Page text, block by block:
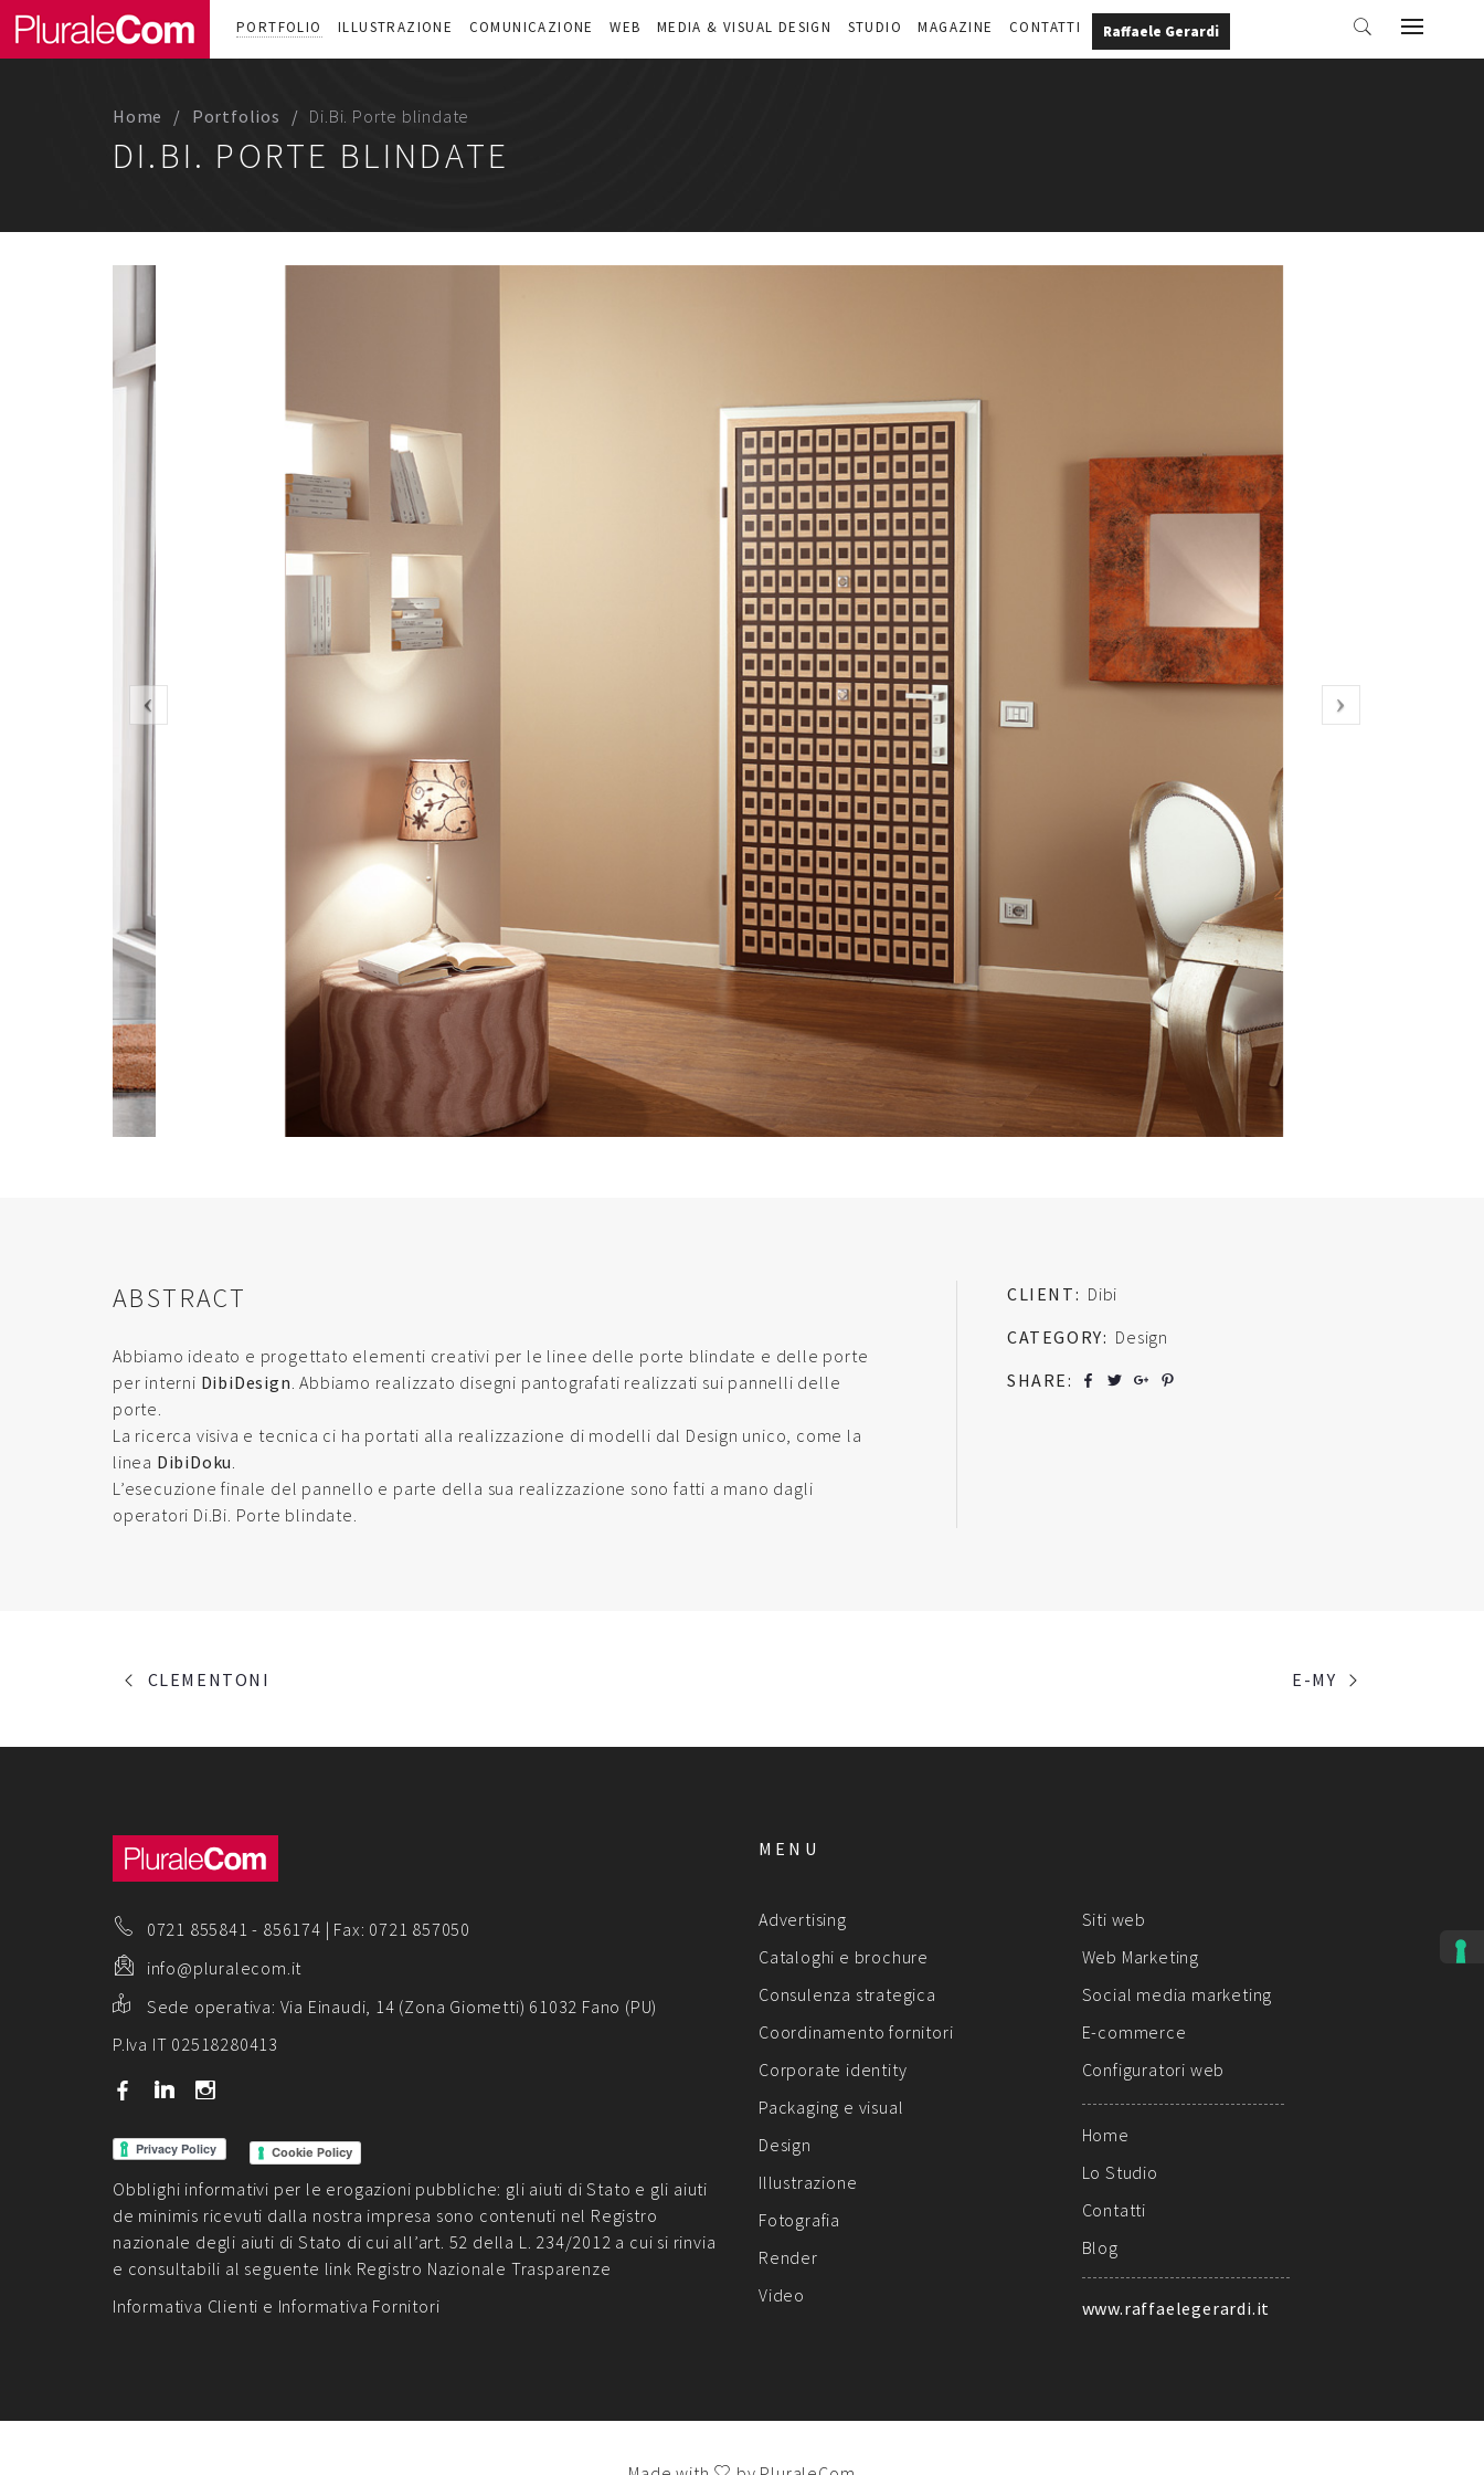
PORTFOLIO ILLUSTRAZIONE COMUNICAZIONE WEB MEDIA & VISUAL DESIGN STUDIO MAGAZINE CONTATTI Raffaele Gerardi
Home Portfolios Di.Bi. Porte blindate
DI.BI. PORTE BLINDATE
ABSTRACT
Abbiamo ideato e progettato elementi creativi per le linee delle porte blindate e delle porte
per interni DibiDesign. Abbiamo realizzato disegni pantografati realizzati sui pannelli delle
porte.
La ricerca visiva e tecnica ci ha portati alla realizzazione di modelli dal Design unico, come la
linea DibiDoku.
L’esecuzione finale del pannello e parte della sua realizzazione sono fatti a mano dagli
operatori Di.Bi. Porte blindate.
CLIENT: Dibi
CATEGORY: Design
SHARE:
b a c d
PORTFOLIO
CLEMENTONI E-MY
0721 855841 - 856174 | Fax: 0721 857050
info@pluralecom.it
Sede operativa: Via Einaudi, 14 (Zona Giometti) 61032 Fano (PU)
P.Iva IT 02518280413
b j x
Cookie Policy
Obblighi informativi per le erogazioni pubbliche: gli aiuti di Stato e gli aiuti
de minimis ricevuti dalla nostra impresa sono contenuti nel Registro
nazionale degli aiuti di Stato di cui all’art. 52 della L. 234/2012 a cui si rinvia
e consultabili al seguente link Registro Nazionale Trasparenze
Informativa Clienti e Informativa Fornitori
MENU
Advertising
Cataloghi e brochure
Consulenza strategica
Coordinamento fornitori
Corporate identity
Packaging e visual
Design
Illustrazione
Fotografia
Render
Video
Siti web
Web Marketing
Social media marketing
E-commerce
Configuratori web
Home
Lo Studio
Contatti
Blog
www.raffaelegerardi.it